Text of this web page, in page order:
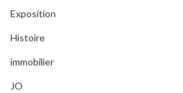
Exposition
Histoire
immobilier
JO